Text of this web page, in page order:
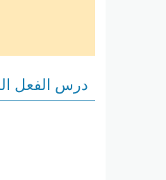
درس الفعل